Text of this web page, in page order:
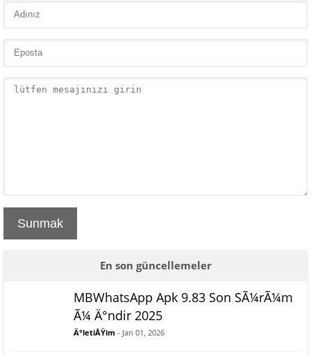
Sunmak
En son güncellemeler
MBWhatsApp Apk 9.83 Son SÃ¼rÃ¼m
Ã¼ Ä°ndir 2025
Ä°letiÅŸim - Jan 01, 2026